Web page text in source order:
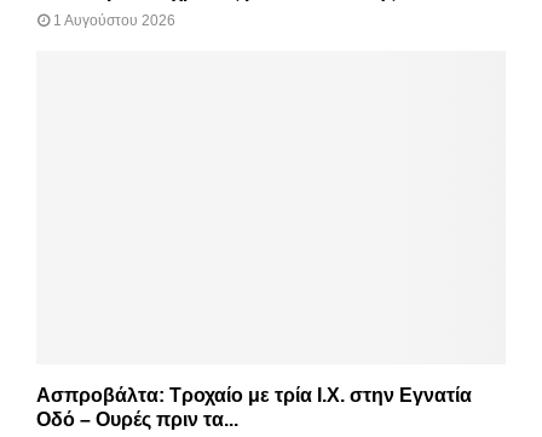
1 Αυγούστου 2026
Ασπροβάλτα: Τροχαίο με τρία Ι.Χ. στην Εγνατία
Οδό – Ουρές πριν τα...